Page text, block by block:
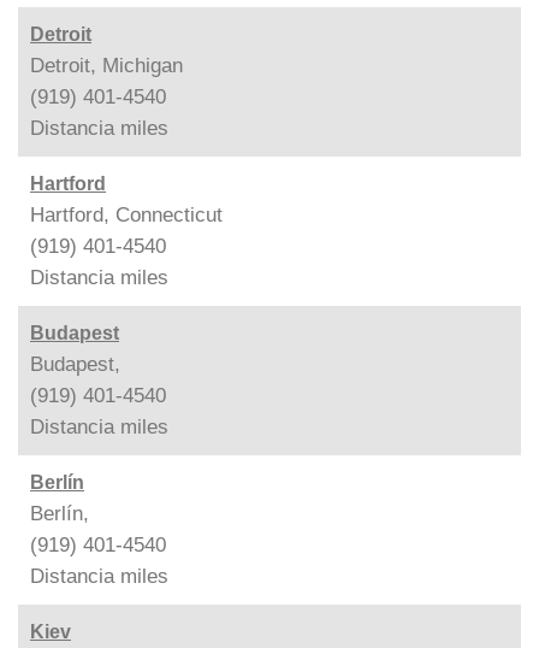
Detroit
Detroit, Michigan
(919) 401-4540
Distancia miles
Hartford
Hartford, Connecticut
(919) 401-4540
Distancia miles
Budapest
Budapest,
(919) 401-4540
Distancia miles
Berlín
Berlín,
(919) 401-4540
Distancia miles
Kiev